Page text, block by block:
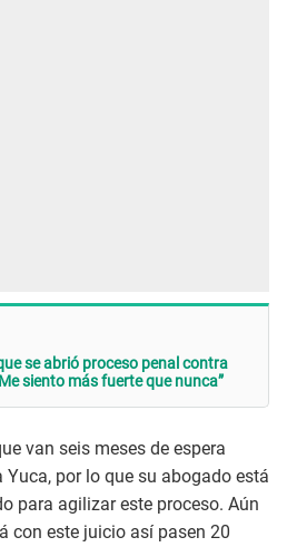
se abrió proceso penal contra
siento más fuerte que nunca”
van seis meses de espera
por lo que su abogado está
para agilizar este proceso. Aún
con este juicio así pasen 20